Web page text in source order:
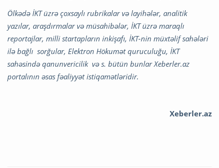
Ölkədə İKT üzrə çoxsaylı rubrikalar və layihələr, analitik
yazılar, araşdırmalar və müsahibələr, İKT üzrə maraqlı
reportajlar, milli startapların inkişafı, İKT-nin müxtəlif sahələri
ilə bağlı sorğular, Elektron Hökumət quruculuğu, İKT
sahəsində qanunvericilik və s. bütün bunlar Xeberler.az
portalının əsas fəaliyyət istiqamətləridir.
Xeberler.az